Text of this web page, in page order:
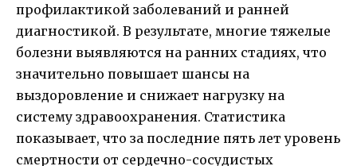
профилактикой заболеваний и ранней
диагностикой. В результате, многие тяжелые
болезни выявляются на ранних стадиях, что
значительно повышает шансы на
выздоровление и снижает нагрузку на
систему здравоохранения. Статистика
показывает, что за последние пять лет уровень
смертности от сердечно-сосудистых